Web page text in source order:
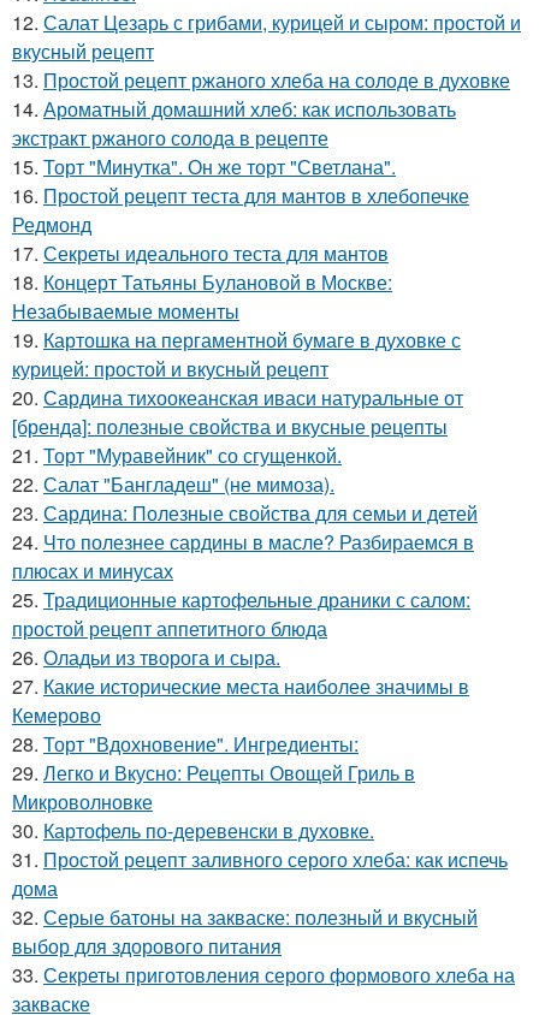
12. Салат Цезарь с грибами, курицей и сыром: простой и
вкусный рецепт
13. Простой рецепт ржаного хлеба на солоде в духовке
14. Ароматный домашний хлеб: как использовать
экстракт ржаного солода в рецепте
15. Торт "Минутка". Он же торт "Светлана".
16. Простой рецепт теста для мантов в хлебопечке
Редмонд
17. Секреты идеального теста для мантов
18. Концерт Татьяны Булановой в Москве:
Незабываемые моменты
19. Картошка на пергаментной бумаге в духовке с
курицей: простой и вкусный рецепт
20. Сардина тихоокеанская иваси натуральные от
[бренда]: полезные свойства и вкусные рецепты
21. Торт "Муравейник" со сгущенкой.
22. Салат "Бангладеш" (не мимоза).
23. Сардина: Полезные свойства для семьи и детей
24. Что полезнее сардины в масле? Разбираемся в
плюсах и минусах
25. Традиционные картофельные драники с салом:
простой рецепт аппетитного блюда
26. Оладьи из творога и сыра.
27. Какие исторические места наиболее значимы в
Кемерово
28. Торт "Вдохновение". Ингредиенты:
29. Легко и Вкусно: Рецепты Овощей Гриль в
Микроволновке
30. Картофель по-деревенски в духовке.
31. Простой рецепт заливного серого хлеба: как испечь
дома
32. Серые батоны на закваске: полезный и вкусный
выбор для здорового питания
33. Секреты приготовления серого формового хлеба на
закваске